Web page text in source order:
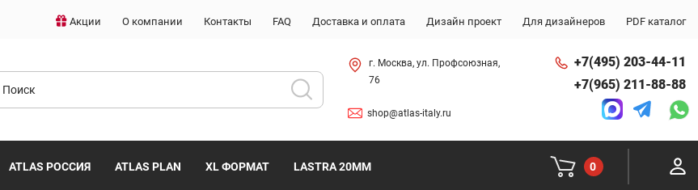
Акции О компании Контакты FAQ Доставка и оплата Дизайн проект Для дизайнеров PDF каталог
г. Москва, ул. Профсоюзная,
76
shop@atlas-italy.ru
+7(495) 203-44-11
+7(965) 211-88-88
ATLAS РОССИЯ ATLAS PLAN XL ФОРМАТ LASTRA 20MM 0